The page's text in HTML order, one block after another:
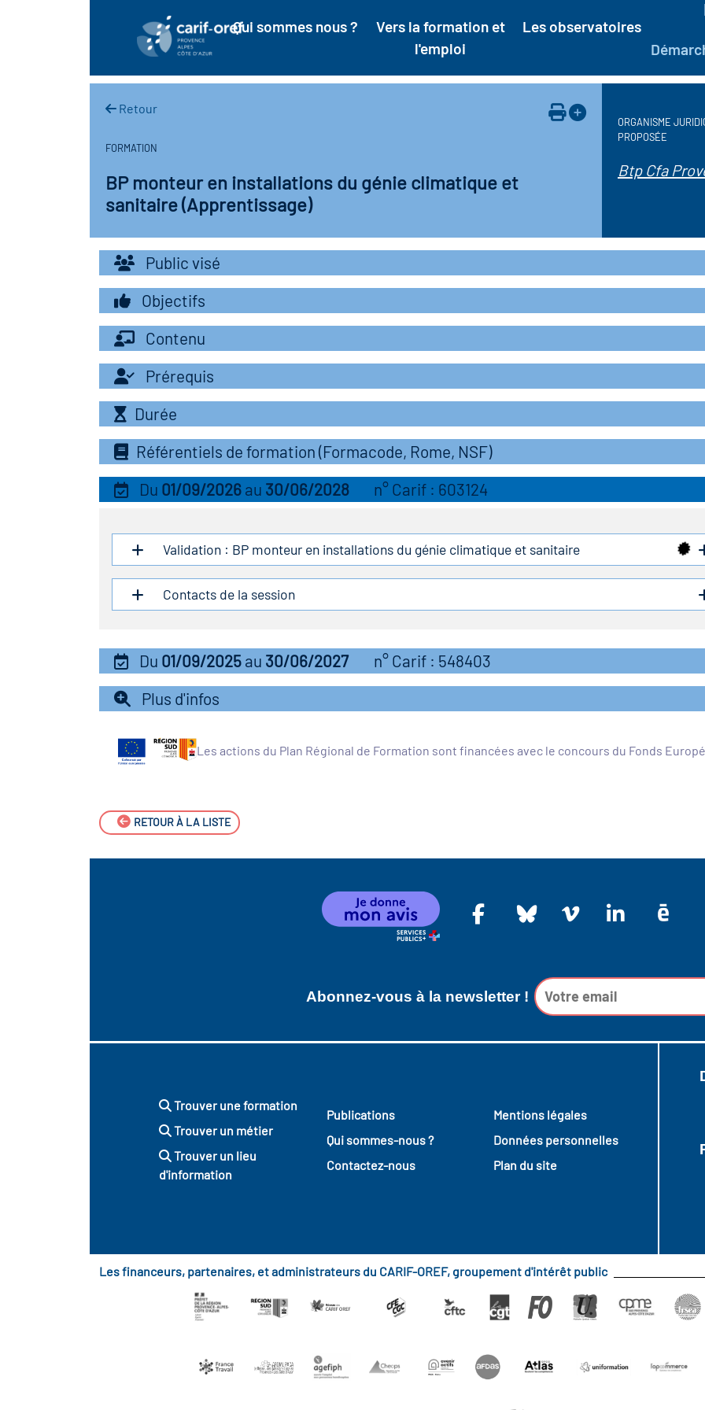
Qui sommes nous ?
Vers la formation et
l'emploi
Les observatoires
Retour
FORMATION
BP monteur en installations du génie climatique et
sanitaire (Apprentissage)
ORGANISME
PROPOSÉE
Btp Cfa
Public visé
Objectifs
Contenu
Prérequis
Durée
Référentiels de formation (Formacode, Rome, NSF)
Du 01/09/2026 au 30/06/2028 n° Carif : 603124
Validation : BP monteur en installations du génie climatique et sanitaire
Contacts de la session
Du 01/09/2025 au 30/06/2027
n° Carif : 548403
Plus d'infos
Les actions du Plan Régional de Formation sont financées avec le concours du Fonds
RETOUR À LA LISTE
Abonnez-vous à la newsletter !
Trouver une formation
Trouver un métier
Trouver un lieu
d'information
Publications
Qui sommes-nous ?
Contactez-nous
Mentions légales
Données personnelles
Plan du site
Les financeurs, partenaires, et administrateurs du CARIF-OREF, groupement d'intérêt public